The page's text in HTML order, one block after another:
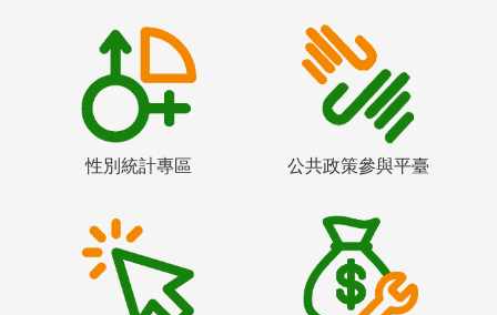
性別統計專區 公共政策參與平臺